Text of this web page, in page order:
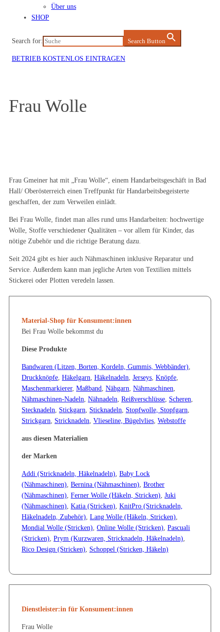
Über uns
SHOP
Search for: Search Button
BETRIEB KOSTENLOS EINTRAGEN
Frau Wolle
Frau Gmeiner hat mit „Frau Wolle“, einem Handarbeitsgeschäft in Bad
Hall/ Oberösterreich einen Treffpunkt für Handarbeitsbegeisterte
geschaffen, der zum Verweilen einlädt.
Bei Frau Wolle, findet man alles rund ums Handarbeiten: hochwertige
Wolle, Stoffe verschiedener Qualitäten – vor allem für Kinder, das
nötige Zubehör und die richtige Beratung dazu.
Seit 2024 gibt es hier auch Nähmaschinen inklusive Reparatur und
Service. Außerdem kann man jegliche Arten von Textilien mittels
Stickerei oder Plotten veredeln lassen.
Material-Shop für Konsument:innen
Bei Frau Wolle bekommst du
Diese Produkte
Bandwaren (Litzen, Borten, Kordeln, Gummis, Webbänder),
Druckknöpfe, Häkelgarn, Häkelnadeln, Jerseys, Knöpfe,
Maschenmarkierer, Maßband, Nähgarn, Nähmaschinen,
Nähmaschinen-Nadeln, Nähnadeln, Reißverschlüsse, Scheren,
Stecknadeln, Stickgarn, Sticknadeln, Stopfwolle, Stopfgarn,
Strickgarn, Stricknadeln, Vlieseline, Bügelvlies, Webstoffe
aus diesen Materialien
der Marken
Addi (Stricknadeln, Häkelnadeln), Baby Lock
(Nähmaschinen), Bernina (Nähmaschinen), Brother
(Nähmaschinen), Ferner Wolle (Häkeln, Stricken), Juki
(Nähmaschinen), Katia (Stricken), KnitPro (Stricknadeln,
Häkelnadeln, Zubehör), Lang Wolle (Häkeln, Stricken),
Mondial Wolle (Stricken), Online Wolle (Stricken), Pascuali
(Stricken), Prym (Kurzwaren, Stricknadeln, Häkelnadeln),
Rico Design (Stricken), Schoppel (Stricken, Häkeln)
Dienstleister:in für Konsument:innen
Frau Wolle